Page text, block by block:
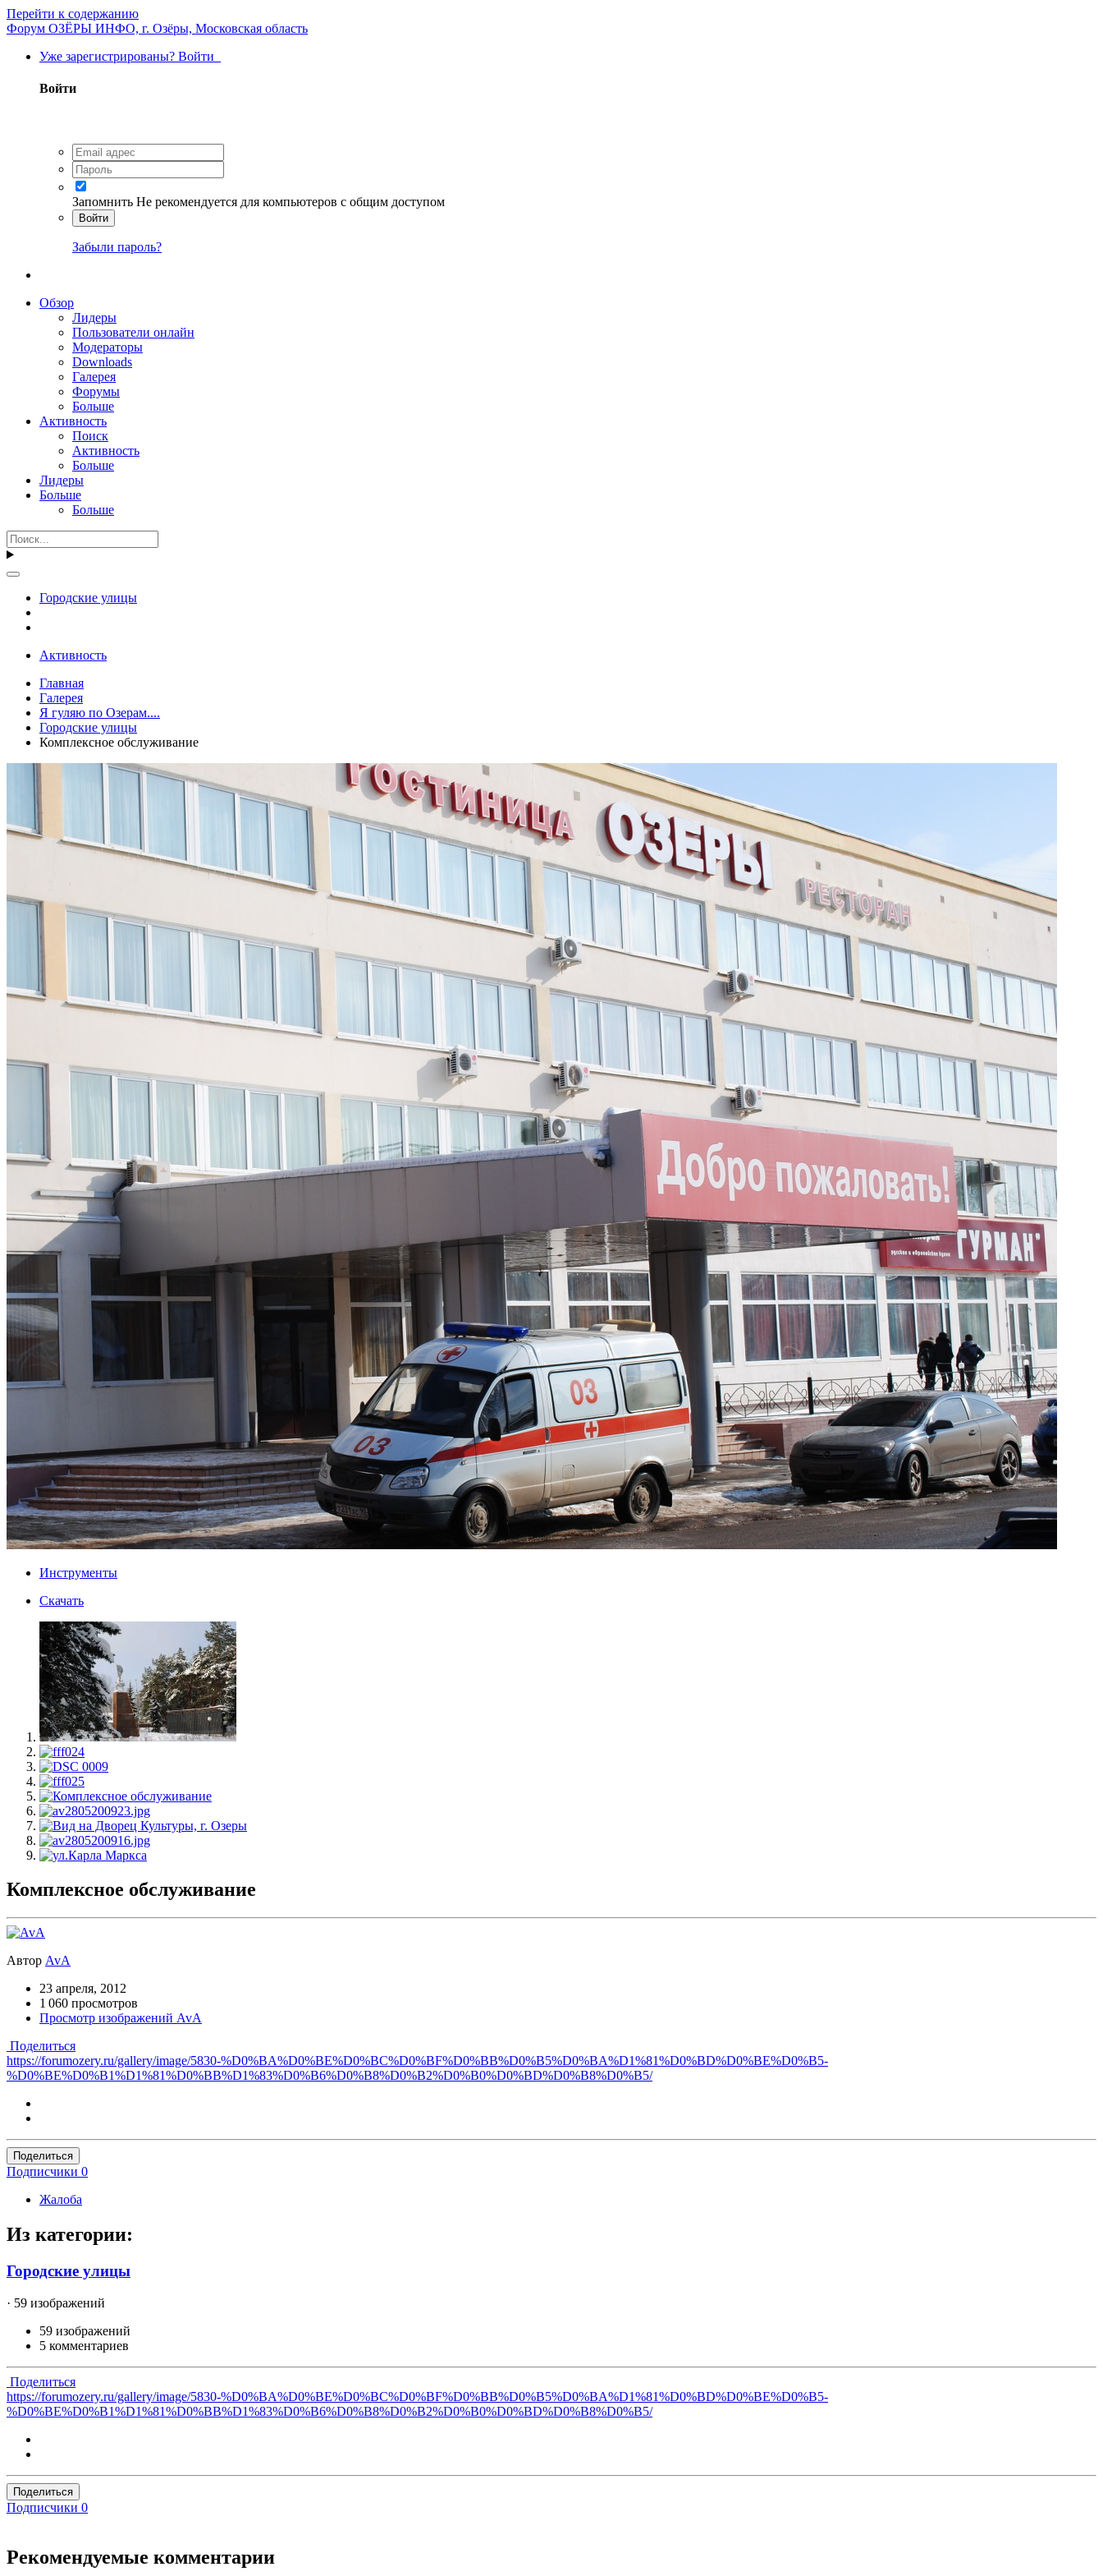
Перейти к содержанию
Форум ОЗЁРЫ ИНФО, г. Озёры, Московская область
Уже зарегистрированы? Войти
Войти
Запомнить Не рекомендуется для компьютеров с общим доступом
Войти
Забыли пароль?
Обзор
Лидеры
Пользователи онлайн
Модераторы
Downloads
Галерея
Форумы
Больше
Активность
Поиск
Активность
Больше
Лидеры
Больше
Больше
Городские улицы
Активность
Главная
Галерея
Я гуляю по Озерам....
Городские улицы
Комплексное обслуживание
Инструменты
Скачать
Комплексное обслуживание
Автор AvA
23 апреля, 2012
1 060 просмотров
Просмотр изображений AvA
Поделиться
https://forumozery.ru/gallery/image/5830-%D0%BA%D0%BE%D0%BC%D0%BF%D0%BB%D0%B5%D0%BA%D1%81%D0%BD%D0%BE%D0%B5-
%D0%BE%D0%B1%D1%81%D0%BB%D1%83%D0%B6%D0%B8%D0%B2%D0%B0%D0%BD%D0%B8%D0%B5/
Поделиться
Подписчики 0
Жалоба
Из категории:
Городские улицы
· 59 изображений
59 изображений
5 комментариев
Поделиться
https://forumozery.ru/gallery/image/5830-%D0%BA%D0%BE%D0%BC%D0%BF%D0%BB%D0%B5%D0%BA%D1%81%D0%BD%D0%BE%D0%B5-
%D0%BE%D0%B1%D1%81%D0%BB%D1%83%D0%B6%D0%B8%D0%B2%D0%B0%D0%BD%D0%B8%D0%B5/
Поделиться
Подписчики 0
Рекомендуемые комментарии